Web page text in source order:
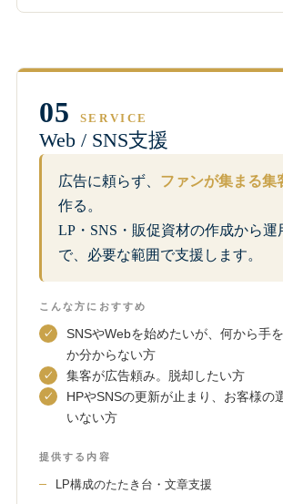
05 SERVICE
Web / SNS支援
広告に頼らず、 ファンが集まる集
作る。
LP・SNS・販促資材の作成から運
で、必要な範囲で支援します。
こんな方におすすめ
SNSやWebを始めたいが、何から手
か分からない方
集客が広告頼み。脱却したい方
HPやSNSの更新が止まり、お客様の
いない方
提供する内容
LP構成のたたき台・文章支援